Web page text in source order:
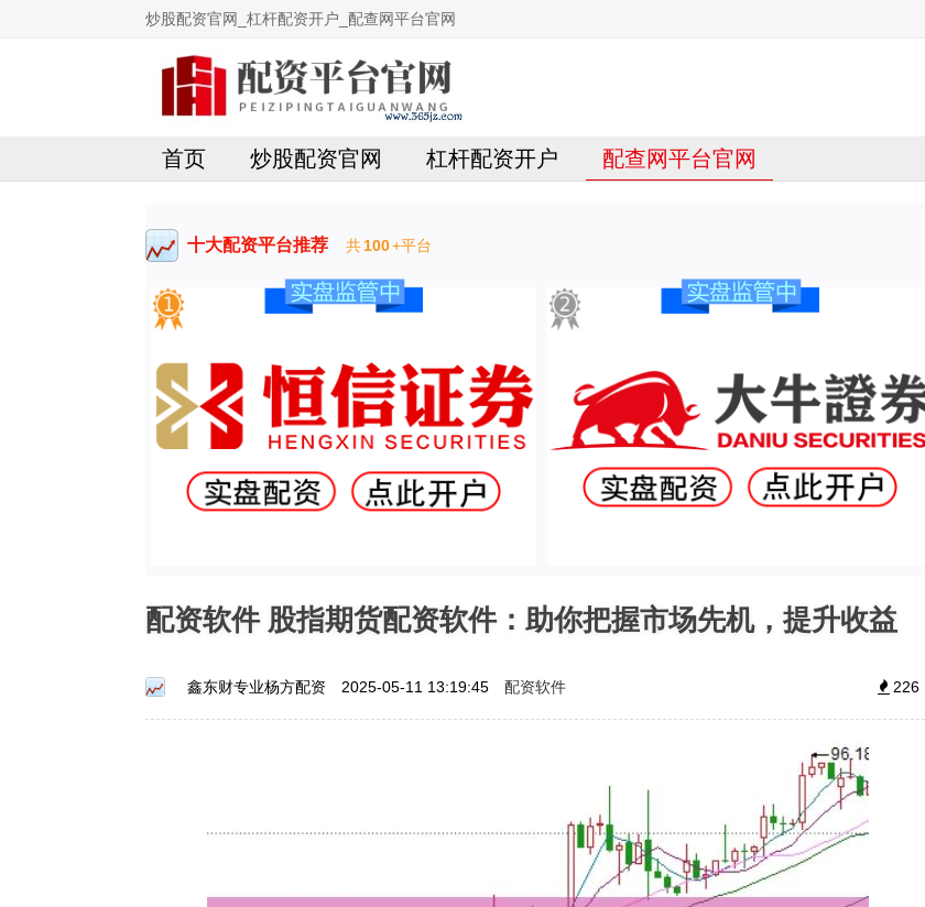
炒股配资官网_杠杆配资开户_配查网平台官网
首页 炒股配资官网 杠杆配资开户 配查网平台官网
十大配资平台推荐 共100+平台
配资软件 股指期货配资软件：助你把握市场先机，提升收益
鑫东财专业杨方配资 2025-05-11 13:19:45 配资软件 226